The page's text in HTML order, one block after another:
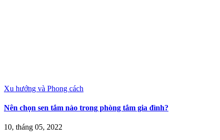
Xu hướng và Phong cách
Nên chọn sen tắm nào trong phòng tắm gia đình?
10, tháng 05, 2022